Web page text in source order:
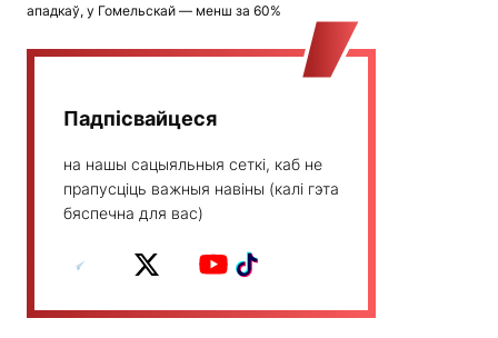
ападкаў, у Гомельскай — менш за 60%
Падпісвайцеся
на нашы сацыяльныя сеткі, каб не
прапусціць важныя навіны (калі гэта
бяспечна для вас)